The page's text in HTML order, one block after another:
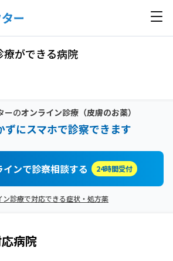
療ができる病院
ーのオンライン診療（皮膚のお薬）
ずにスマホで診察できます
インで診察相談する 24時間受付
ン診療で対応できる症状・処方薬
病院